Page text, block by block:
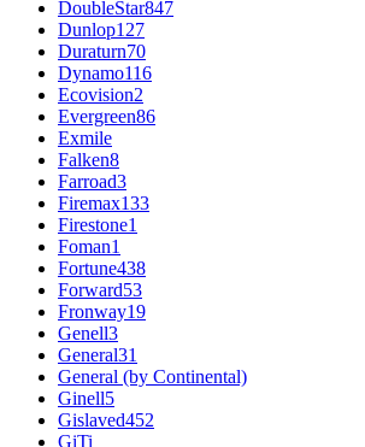
DoubleStar847
Dunlop127
Duraturn70
Dynamo116
Ecovision2
Evergreen86
Exmile
Falken8
Farroad3
Firemax133
Firestone1
Foman1
Fortune438
Forward53
Fronway19
Genell3
General31
General (by Continental)
Ginell5
Gislaved452
GiTi